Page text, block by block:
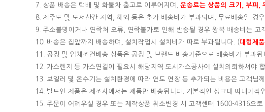
7. 상품 배송은 택배 및 화물차 출고로 이루어지며, 운송료는 상품의 크기, 부피,
8. 제주도 및 도서산간 지역, 해외 등은 추가 배송비가 부과되며, 무료배송일 경
9. 주소불명이거나 연락처 오류, 연락불가로 인해 반송될 경우 왕복 배송비는 고
10. 배송은 집앞까지 배송하며, 설치작업시 설치비가 따로 부과됩니다. (대형제
11. 공장 및 업체조건배송 상품은 공장 및 브랜드 배송기준으로 배송비가 부과됩
12. 가스렌지 등 가스연결이 필요시 해당지역 도시가스공사에 설치의뢰하셔야 합
13. 보일러 및 온수기는 설치환경에 따라 연도 연장 등 추가되는 비용은 고객님
14. 빌트인 제품은 제조사에서는 제품만 배송됩니다. 기본적인 싱크대 따내기
15. 주문이 어려우실 경우 또는 제작상품 취소변경 시 고객센터 1600-4316으로